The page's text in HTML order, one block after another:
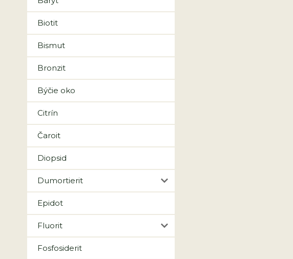
Biotit
Bismut
Bronzit
Býčie oko
Citrín
Čaroit
Diopsid
Dumortierit
Epidot
Fluorit
Fosfosiderit